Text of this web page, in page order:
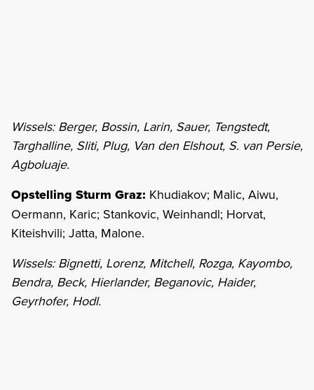
Wissels: Berger, Bossin, Larin, Sauer, Tengstedt,
Targhalline, Sliti, Plug, Van den Elshout, S. van Persie,
Agboluaje.
Opstelling Sturm Graz: Khudiakov; Malic, Aiwu,
Oermann, Karic; Stankovic, Weinhandl; Horvat,
Kiteishvili; Jatta, Malone.
Wissels: Bignetti, Lorenz, Mitchell, Rozga, Kayombo,
Bendra, Beck, Hierlander, Beganovic, Haider,
Geyrhofer, Hodl.